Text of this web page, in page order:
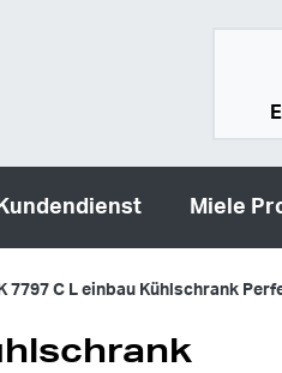
Kundendienst Miele
7797 C L einbau Kühlschrank